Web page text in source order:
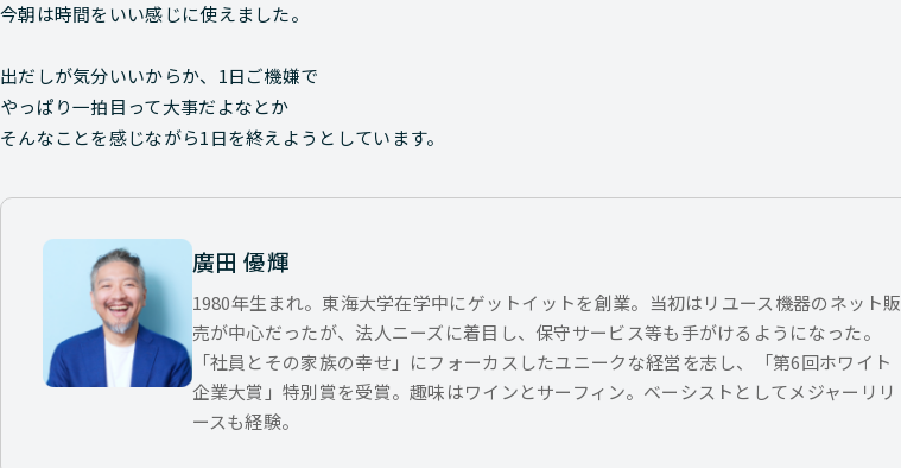
今朝は時間をいい感じに使えました。
出だしが気分いいからか、1日ご機嫌で
やっぱり一拍目って大事だよなとか
そんなことを感じながら1日を終えようとしています。
廣田 優輝
1980年生まれ。東海大学在学中にゲットイットを創業。当初はリユース機器のネット販
売が中心だったが、法人ニーズに着目し、保守サービス等も手がけるようになった。
「社員とその家族の幸せ」にフォーカスしたユニークな経営を志し、「第6回ホワイト
企業大賞」特別賞を受賞。趣味はワインとサーフィン。ベーシストとしてメジャーリリ
ースも経験。